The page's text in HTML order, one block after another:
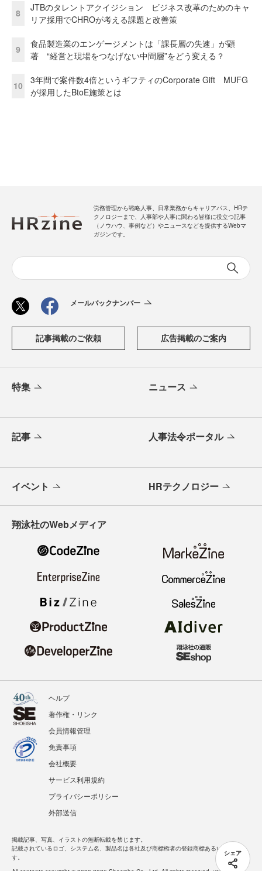
シェア
8
JTBのタレントアクイジション ビジネス改革のためのキャ
リア採用でCHROが考える課題と改善策
9
食品製造業のエンゲージメントは「課長層の失速」が顕
著 “経営と現場をつなげない中間層”をどう変える？
10
3年間で案件数4倍というギフティのCorporate Gift MUFG
が採用したBtoE施策とは
労務管理から戦略人事、日常業務からキャリアパス、HRテ
クノロジーまで、人事部や人事に関わる皆様に役立つ記事
（ノウハウ、事例など）やニュースなどを提供するWebマ
ガジンです。
メールバックナンバー
記事掲載のご依頼 広告掲載のご案内
特集 ニュース
記事 人事法令ポータル
イベント HRテクノロジー
翔泳社のWebメディア
ヘルプ
著作権・リンク
会員情報管理
免責事項
会社概要
サービス利用規約
プライバシーポリシー
外部送信
掲載記事、写真、イラストの無断転載を禁じます。
記載されているロゴ、システム名、製品名は各社及び商標権者の登録商標あるいは商標で
す。